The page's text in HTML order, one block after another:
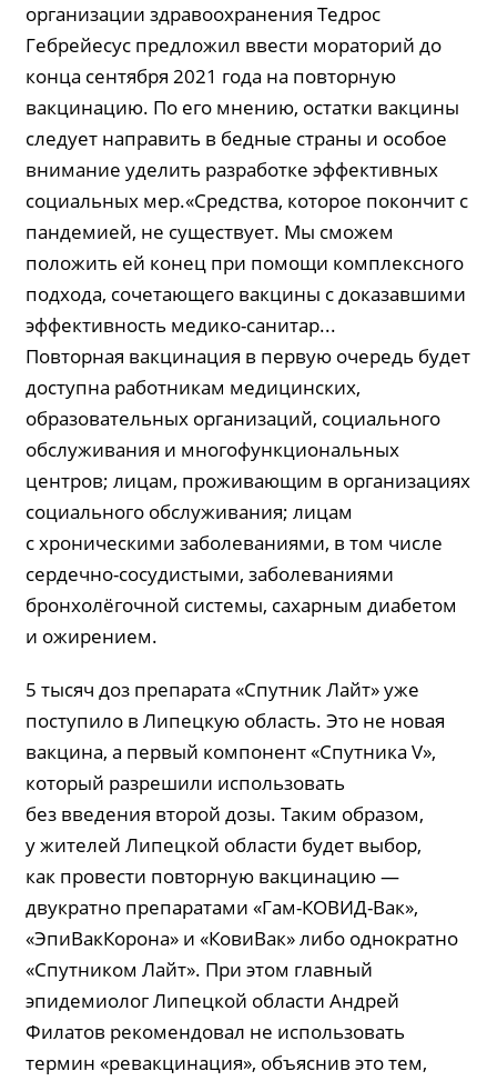
организации здравоохранения Тедрос
Гебрейесус предложил ввести мораторий до
конца сентября 2021 года на повторную
вакцинацию. По его мнению, остатки вакцины
следует направить в бедные страны и особое
внимание уделить разработке эффективных
социальных мер.«Средства, которое покончит с
пандемией, не существует. Мы сможем
положить ей конец при помощи комплексного
подхода, сочетающего вакцины с доказавшими
эффективность медико-санитар...
Повторная вакцинация в первую очередь будет
доступна работникам медицинских,
образовательных организаций, социального
обслуживания и многофункциональных
центров; лицам, проживающим в организациях
социального обслуживания; лицам
с хроническими заболеваниями, в том числе
сердечно-сосудистыми, заболеваниями
бронхолёгочной системы, сахарным диабетом
и ожирением.
5 тысяч доз препарата «Спутник Лайт» уже
поступило в Липецкую область. Это не новая
вакцина, а первый компонент «Спутника V»,
который разрешили использовать
без введения второй дозы. Таким образом,
у жителей Липецкой области будет выбор,
как провести повторную вакцинацию —
двукратно препаратами «Гам-КОВИД-Вак»,
«ЭпиВакКорона» и «КовиВак» либо однократно
«Спутником Лайт». При этом главный
эпидемиолог Липецкой области Андрей
Филатов рекомендовал не использовать
термин «ревакцинация», объяснив это тем,